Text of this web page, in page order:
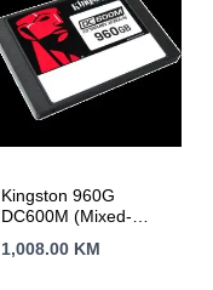
Kingston 960G
DC600M (Mixed-
SATA SSD
1,008.00 KM